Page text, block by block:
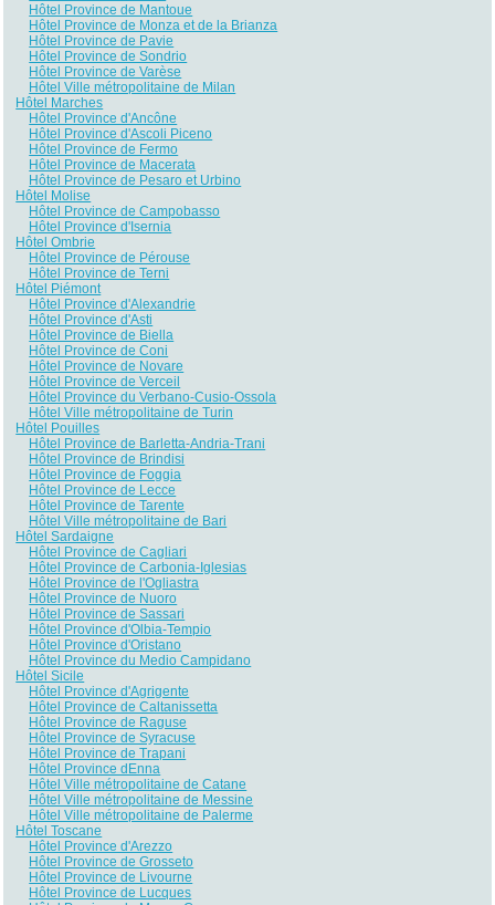
Hôtel Province de Mantoue
Hôtel Province de Monza et de la Brianza
Hôtel Province de Pavie
Hôtel Province de Sondrio
Hôtel Province de Varèse
Hôtel Ville métropolitaine de Milan
Hôtel Marches
Hôtel Province d'Ancône
Hôtel Province d'Ascoli Piceno
Hôtel Province de Fermo
Hôtel Province de Macerata
Hôtel Province de Pesaro et Urbino
Hôtel Molise
Hôtel Province de Campobasso
Hôtel Province d'Isernia
Hôtel Ombrie
Hôtel Province de Pérouse
Hôtel Province de Terni
Hôtel Piémont
Hôtel Province d'Alexandrie
Hôtel Province d'Asti
Hôtel Province de Biella
Hôtel Province de Coni
Hôtel Province de Novare
Hôtel Province de Verceil
Hôtel Province du Verbano-Cusio-Ossola
Hôtel Ville métropolitaine de Turin
Hôtel Pouilles
Hôtel Province de Barletta-Andria-Trani
Hôtel Province de Brindisi
Hôtel Province de Foggia
Hôtel Province de Lecce
Hôtel Province de Tarente
Hôtel Ville métropolitaine de Bari
Hôtel Sardaigne
Hôtel Province de Cagliari
Hôtel Province de Carbonia-Iglesias
Hôtel Province de l'Ogliastra
Hôtel Province de Nuoro
Hôtel Province de Sassari
Hôtel Province d'Olbia-Tempio
Hôtel Province d'Oristano
Hôtel Province du Medio Campidano
Hôtel Sicile
Hôtel Province d'Agrigente
Hôtel Province de Caltanissetta
Hôtel Province de Raguse
Hôtel Province de Syracuse
Hôtel Province de Trapani
Hôtel Province dEnna
Hôtel Ville métropolitaine de Catane
Hôtel Ville métropolitaine de Messine
Hôtel Ville métropolitaine de Palerme
Hôtel Toscane
Hôtel Province d'Arezzo
Hôtel Province de Grosseto
Hôtel Province de Livourne
Hôtel Province de Lucques